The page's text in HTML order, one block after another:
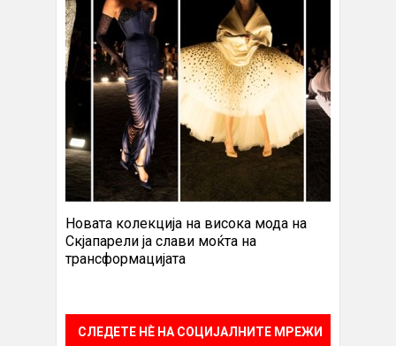
Новата колекција на висока мода на
Скјапарели ја слави моќта на
трансформацијата
СЛЕДЕТЕ НÈ НА СОЦИЈАЛНИТЕ МРЕЖИ